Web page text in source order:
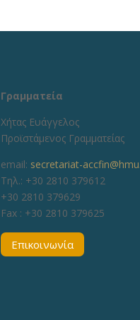
Γραμματεία
Χήτας Ευάγγελος
Προϊστάμενος Γραμματείας
email: secretariat-
Τηλ.: +30 2810 379612
+30 2810 379629
Fax : +30 2810 379625
Επικοινωνία